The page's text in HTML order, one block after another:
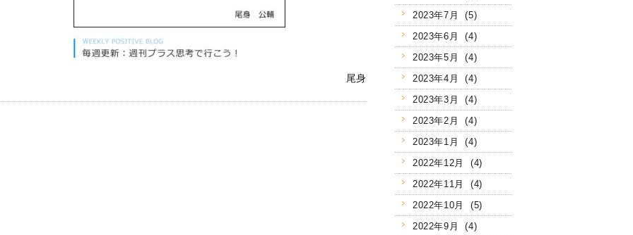
尾身
2023年7月 (5)
2023年6月 (4)
2023年5月 (4)
2023年4月 (4)
2023年3月 (4)
2023年2月 (4)
2023年1月 (4)
2022年12月 (4)
2022年11月 (4)
2022年10月 (5)
2022年9月 (4)